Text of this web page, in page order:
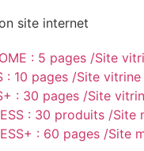
site internet
: 5 pages /Site
: 10 pages /Site vitrine
: 30 pages /Site
: 30 produits /Site
: 60 pages /Site